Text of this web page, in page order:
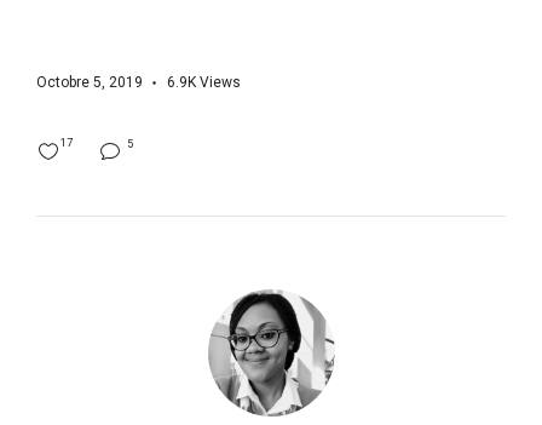
Octobre 5, 2019 6.9K Views
5
17